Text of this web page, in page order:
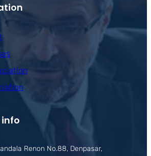
Renon No.88, Denpasar,